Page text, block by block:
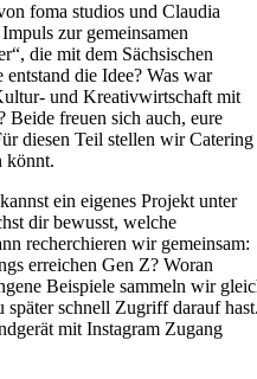
foma studios und Claudia
zur gemeinsamen
die mit dem Sächsischen
die Idee? Was war
und Kreativwirtschaft mit
freuen sich auch, eure
diesen Teil stellen wir Catering
könnt.
ein eigenes Projekt unter
dir bewusst, welche
recherchieren wir gemeinsam:
erreichen Gen Z? Woran
Beispiele sammeln wir
schnell Zugriff darauf
mit Instagram Zugang